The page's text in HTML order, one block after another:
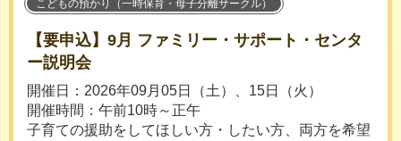
こどもの預かり（一時保育・母子分離サークル）
【要申込】9月 ファミリー・サポート・センタ
ー説明会
開催日：2026年09月05日（土）、15日（火）
開催時間：午前10時～正午
子育ての援助をしてほしい方・したい方、両方を希望